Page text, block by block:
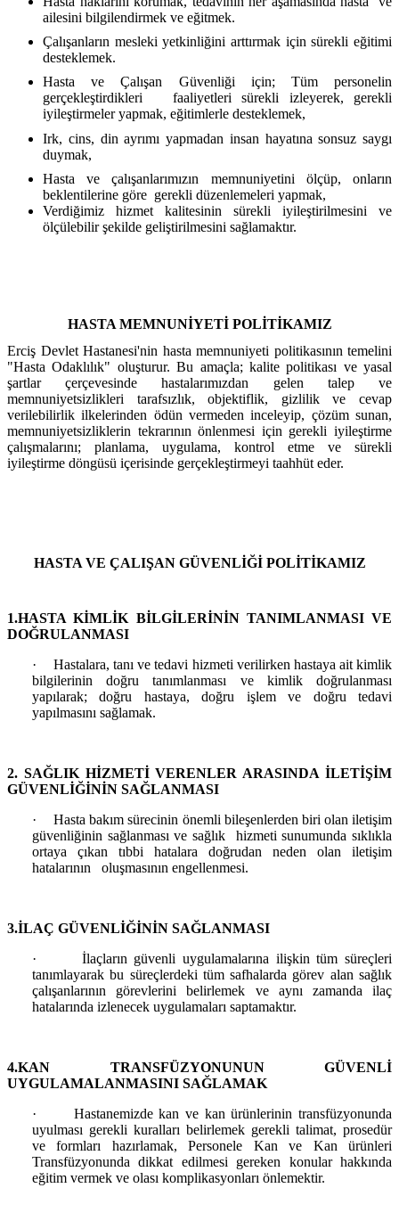
ailesini bilgilendirmek ve eğitmek.
Çalışanların mesleki yetkinliğini arttırmak için sürekli eğitimi
desteklemek.
Hasta ve Çalışan Güvenliği için; Tüm personelin
gerçekleştirdikleri faaliyetleri sürekli izleyerek, gerekli
iyileştirmeler yapmak, eğitimlerle desteklemek,
Irk, cins, din ayrımı yapmadan insan hayatına sonsuz saygı
duymak,
Hasta ve çalışanlarımızın memnuniyetini ölçüp, onların
beklentilerine göre gerekli düzenlemeleri yapmak,
Verdiğimiz hizmet kalitesinin sürekli iyileştirilmesini ve
ölçülebilir şekilde geliştirilmesini sağlamaktır.
HASTA MEMNUNİYETİ POLİTİKAMIZ
Erciş Devlet Hastanesi'nin hasta memnuniyeti politikasının temelini
"Hasta Odaklılık" oluşturur. Bu amaçla; kalite politikası ve yasal
şartlar çerçevesinde hastalarımızdan gelen talep ve
memnuniyetsizlikleri tarafsızlık, objektiflik, gizlilik ve cevap
verilebilirlik ilkelerinden ödün vermeden inceleyip, çözüm sunan,
memnuniyetsizliklerin tekrarının önlenmesi için gerekli iyileştirme
çalışmalarını; planlama, uygulama, kontrol etme ve sürekli
iyileştirme döngüsü içerisinde gerçekleştirmeyi taahhüt eder.
HASTA VE ÇALIŞAN GÜVENLİĞİ POLİTİKAMIZ
1.HASTA KİMLİK BİLGİLERİNİN TANIMLANMASI VE
DOĞRULANMASI
·
Hastalara, tanı ve tedavi hizmeti verilirken hastaya ait kimlik
bilgilerinin doğru tanımlanması ve kimlik doğrulanması
yapılarak; doğru hastaya, doğru işlem ve doğru tedavi
yapılmasını sağlamak.
2. SAĞLIK HİZMETİ VERENLER ARASINDA İLETİŞİM
GÜVENLİĞİNİN SAĞLANMASI
·
Hasta bakım sürecinin önemli bileşenlerden biri olan iletişim
güvenliğinin sağlanması ve sağlık hizmeti sunumunda sıklıkla
ortaya çıkan tıbbi hatalara doğrudan neden olan iletişim
hatalarının oluşmasının engellenmesi.
3.İLAÇ GÜVENLİĞİNİN SAĞLANMASI
·
İlaçların güvenli uygulamalarına ilişkin tüm süreçleri
tanımlayarak bu süreçlerdeki tüm safhalarda görev alan sağlık
çalışanlarının görevlerini belirlemek ve aynı zamanda ilaç
hatalarında izlenecek uygulamaları saptamaktır.
4.KAN TRANSFÜZYONUNUN GÜVENLİ
UYGULAMALANMASINI SAĞLAMAK
·
Hastanemizde kan ve kan ürünlerinin transfüzyonunda
uyulması gerekli kuralları belirlemek gerekli talimat, prosedür
ve formları hazırlamak, Personele Kan ve Kan ürünleri
Transfüzyonunda dikkat edilmesi gereken konular hakkında
eğitim vermek ve olası komplikasyonları önlemektir.